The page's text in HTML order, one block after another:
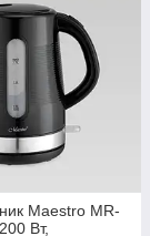
Maestro MR-
Вт,